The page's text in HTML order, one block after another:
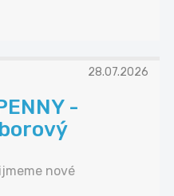
28.07.2026
-
nové